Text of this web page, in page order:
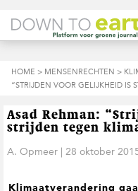
p
r
n
a
a
d
o
o
n
r
d
h
p
r
n
a
a
d
HOME > MENSENRECHTEN >
“STRIJDEN VOOR GELIJKHEID IS
Asad Rehman:
strijden tegen
A. Opmeer | 28 oktober
Klimaatverandering